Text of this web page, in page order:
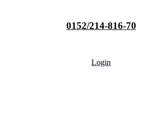
0152/214-816-70
Login